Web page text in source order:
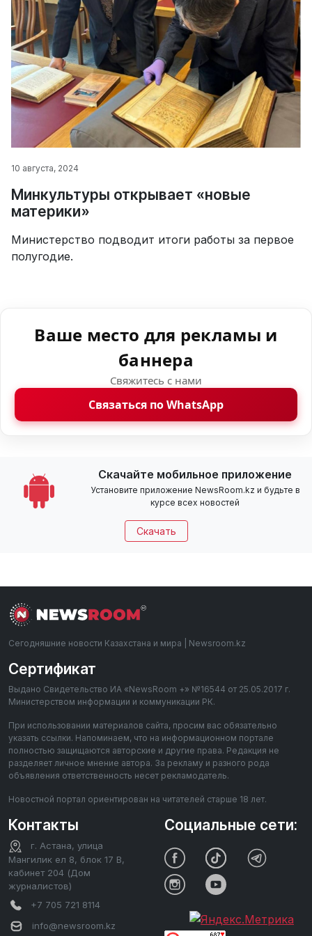
10 августа, 2024
Минкультуры открывает «новые
материки»
Министерство подводит итоги работы за первое
полугодие.
Ваше место для рекламы и
баннера
Свяжитесь с нами
Связаться по WhatsApp
Скачайте мобильное приложение
Установите приложение NewsRoom.kz и будьте в
курсе всех новостей
Скачать
Сегодняшние новости Казахстана и мира | Newsroom.kz
Сертификат
Выдано Свидетельство ИА «NewsRoom +» №16544 от 25.05.2017 г.
Министерством информации и коммуникации РК.
При использовании материалов сайта, просим вас обязательно
указать ссылки. Напоминаем, что на информационном портале
полностью защищаются авторские и другие права. Редакция не
разделяет личное мнение автора. За рекламу и разного рода
объявления ответственность несет рекламодатель.
Новостной портал ориентирован на читателей старше 18 лет.
Контакты
г. Астана, улица
Мангилик ел 8, блок 17 В,
кабинет 204 (Дом
журналистов)
+7 705 721 8114
info@newsroom.kz
Социальные сети: